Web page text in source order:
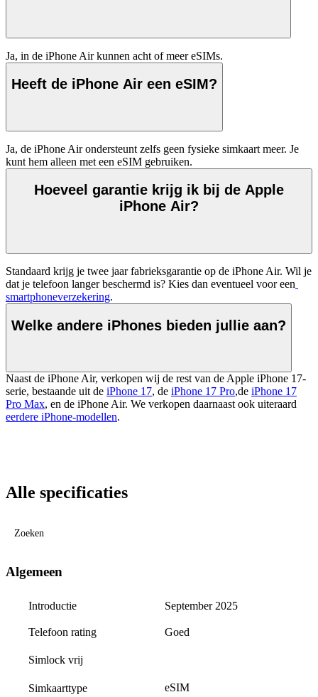
Ja, in de iPhone Air kunnen acht of meer eSIMs.
Heeft de iPhone Air een eSIM?
Ja, de iPhone Air ondersteunt zelfs geen fysieke simkaart meer. Je
kunt hem alleen met een eSIM gebruiken.
Hoeveel garantie krijg ik bij de Apple
iPhone Air?
Standaard krijg je twee jaar fabrieksgarantie op de iPhone Air. Wil je
dat je telefoon langer beschermd is? Kies dan eventueel voor een
smartphoneverzekering.
Welke andere iPhones bieden jullie aan?
Naast de iPhone Air, verkopen wij de rest van de Apple iPhone 17-
serie, bestaande uit de iPhone 17, de iPhone 17 Pro,de iPhone 17
Pro Max, en de iPhone Air. We verkopen daarnaast ook uiteraard
eerdere iPhone-modellen.
Alle specificaties
Zoeken
Algemeen
Introductie September 2025
Telefoon rating Goed
Simlock vrij
Simkaarttype eSIM